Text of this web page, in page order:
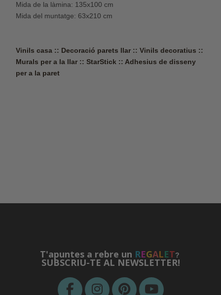
Mida de la làmina: 135x100 cm
Mida del muntatge: 63x210 cm
Vinils casa :: Decoració parets llar :: Vinils decoratius ::
Murals per a la llar :: StarStick :: Adhesius de disseny
per a la paret
T'apuntes a rebre un REGALET?
SUBSCRIU-TE AL NEWSLETTER!